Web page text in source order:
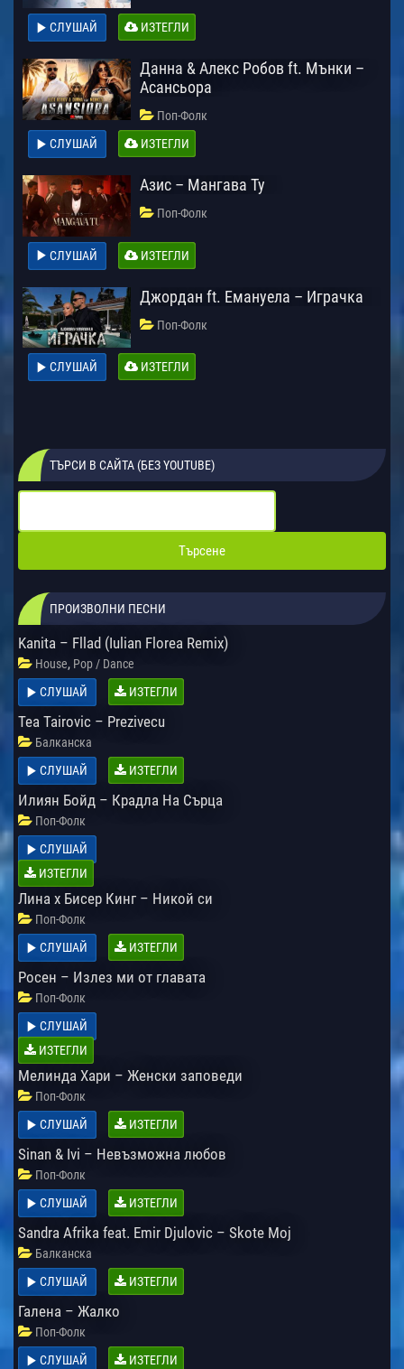
СЛУШАЙ ИЗТЕГЛИ
Данна & Алекс Робов ft. Мънки –
Асансьора
Поп-Фолк
СЛУШАЙ
ИЗТЕГЛИ
Азис – Мангава Ту
Поп-Фолк
СЛУШАЙ ИЗТЕГЛИ
Джордан ft. Емануела – Играчка
Поп-Фолк
СЛУШАЙ ИЗТЕГЛИ
ТЪРСИ В САЙТА (БЕЗ YOUTUBE)
ПРОИЗВОЛНИ ПЕСНИ
Kanita – Fllad (Iulian Florea Remix)
House, Pop / Dance
СЛУШАЙ
ИЗТЕГЛИ
Tea Tairovic – Prezivecu
Балканска
СЛУШАЙ
ИЗТЕГЛИ
Илиян Бойд – Крадла На Сърца
Поп-Фолк
СЛУШАЙ
ИЗТЕГЛИ
Лина х Бисер Кинг – Никой си
Поп-Фолк
СЛУШАЙ
ИЗТЕГЛИ
Росен – Излез ми от главата
Поп-Фолк
СЛУШАЙ
ИЗТЕГЛИ
Мелинда Хари – Женски заповеди
Поп-Фолк
СЛУШАЙ
ИЗТЕГЛИ
Sinan & Ivi – Невъзможна любов
Поп-Фолк
СЛУШАЙ
ИЗТЕГЛИ
Sandra Afrika feat. Emir Djulovic – Skote Moj
Балканска
СЛУШАЙ
ИЗТЕГЛИ
Галена – Жалко
Поп-Фолк
СЛУШАЙ
ИЗТЕГЛИ